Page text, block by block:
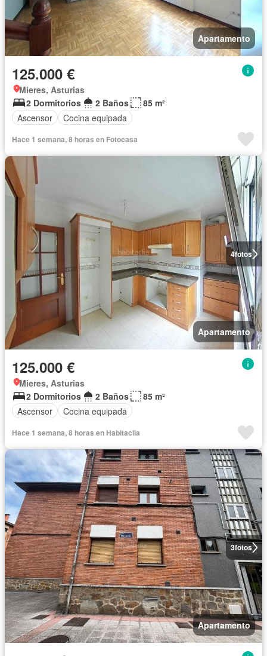
Apartamento
125.000 €
Mieres, Asturias
2 Dormitorios
2 Baños
85 m²
Ascensor
Cocina equipada
Hace 1 semana, 8 horas en Fotocasa
4fotos
Apartamento
125.000 €
Mieres, Asturias
2 Dormitorios
2 Baños
85 m²
Ascensor
Cocina equipada
Hace 1 semana, 8 horas en Habitaclia
3fotos
Apartamento